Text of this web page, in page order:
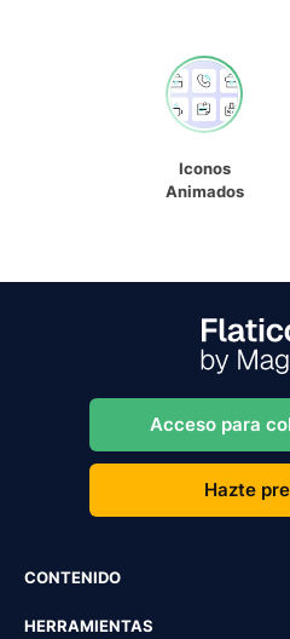
Iconos
Animados
Acceso para
Hazte
CONTENIDO
HERRAMIENTAS